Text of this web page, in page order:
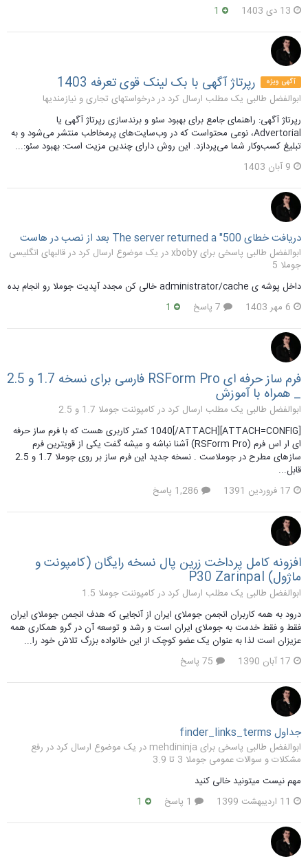
13 دی 1403
آگهی ویژه رپرتاژ آگهی با بک لینک قوی تعرفه 1403
ابوالفضل طالبی یک مطلب ارسال کرد دردرخواستهای تجاری و نیازمندیها
رپرتاژ آگهی: راهنمای جامع برای بهبود سئو و برندسازی رپرتاژ آگهی یا
Advertorial، نوعی محتواست که در وب‌سایت‌های پرمخاطب منتشر می‌شود و به
تبلیغ کسب‌وکار شما می‌پردازد. این روش دارای چندین مزیت است: بهبود سئو:...
9 آبان 1403
دریافت خطای The server returned a "500 بعد از نصب در هاست
ابوالفضل طالبی پاسخی برای xboby در یک موضوع ارسال کرد در
قالبهای انگلیسی
جوملا 5
داخل پوشه ی administrator/cache خالی کن مجدد آپدیت جوملا رو انجام بده
6 مهر 1403
فرم ساز حرفه ای RSForm Pro فارسی برای نسخه 1.7 و 2.5
_ همراه با آموزش
ابوالفضل طالبی یک مطلب ارسال کرد درکامپوننت جوملا 1.7 و 2.5
[ATTACH=CONFIG]1040[/ATTACH] کمتر کاربری هست که با فرم ساز حرفه
ای ار اس فرم (RSForm Pro) آشنا نباشه و میشه گفت یکی از قویترین فرم
سازهای مطرح در جوملاست . نسخه جدید این فرم ساز بر روی جوملا 1.7 و 2.5
قابل...
17 فروردین 1391
افزونه کامل پرداخت زرین پال نسخه رایگان (کامپونت و
ماژول) P30 Zarinpal
ابوالفضل طالبی یک مطلب ارسال کرد درکامپوننت جوملا 1.5
درود به همه کاربران انجمن جوملای ایران از آنجایی که هدف انجمن جوملای ایران
فقط و فقط خدمت به جوملای ایران است و رشد و توسعه آن در گرو همکاری همه
عزیزان است لذا به عنوان یک عضو کوچک از این خانواده بزرگ تلاش خود را...
17 آبان 1390
جداول finder_links_terms
ابوالفضل طالبی پاسخی برای mehdininja در یک موضوع ارسال کرد در
رفع
مشکلات و سوالات عمومی جوملا 3 تا 3.9
مهم نیست میتونید خالی کنید
11 اردیبهشت 1399